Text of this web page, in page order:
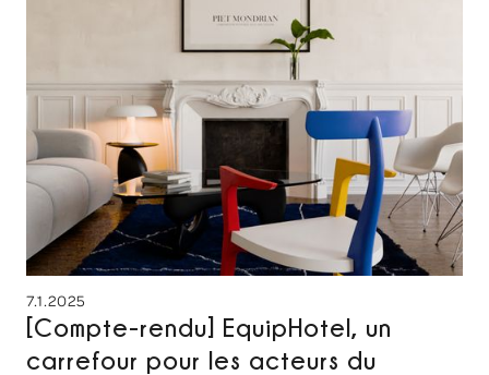
7.1.2025
[Compte-rendu] EquipHotel, un
carrefour pour les acteurs du